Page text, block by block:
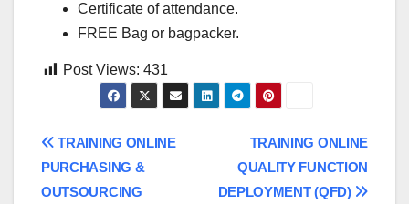
Certificate of attendance.
FREE Bag or bagpacker.
Post Views: 431
Post
navigation
TRAINING ONLINE
QUALITY FUNCTION
DEPLOYMENT (QFD)
TRAINING ONLINE
PURCHASING &
OUTSOURCING